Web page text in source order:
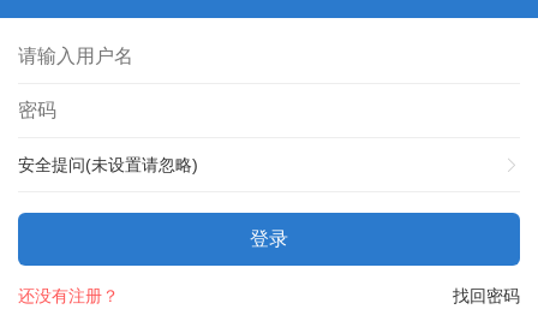
安全提问(未设置请忽略)
登录
找回密码
还没有注册？